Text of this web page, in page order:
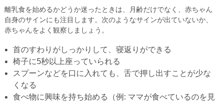
離乳食を始めるかどうか迷ったときは、月齢だけでなく、赤ちゃん
自身のサインにも注目します。次のようなサインが出ていないか、
赤ちゃんをよく観察しましょう。
首のすわりがしっかりして、寝返りができる
椅子に5秒以上座っていられる
スプーンなどを口に入れても、舌で押し出すことが少な
くなる
食べ物に興味を持ち始める（例: ママが食べているのを見